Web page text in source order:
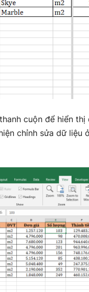
cuộn để hiển
chỉnh sửa dữ liệu